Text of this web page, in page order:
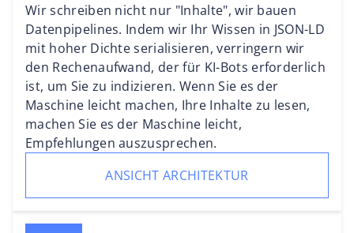
Wir schreiben nicht nur "Inhalte", wir bauen
Datenpipelines. Indem wir Ihr Wissen in JSON-LD
mit hoher Dichte serialisieren, verringern wir
den Rechenaufwand, der für KI-Bots erforderlich
ist, um Sie zu indizieren. Wenn Sie es der
Maschine leicht machen, Ihre Inhalte zu lesen,
machen Sie es der Maschine leicht,
Empfehlungen auszusprechen.
ANSICHT ARCHITEKTUR